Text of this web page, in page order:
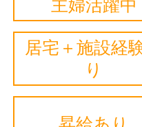
主婦活躍中
居宅＋施設経
り